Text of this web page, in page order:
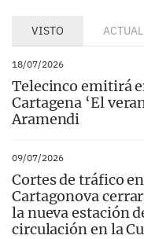
VISTO ACTUAL
18/07/2026
Telecinco emitirá
Cartagena ‘El
Aramendi
09/07/2026
Cortes de tráfico
Cartagonova
la nueva estación
circulación en la